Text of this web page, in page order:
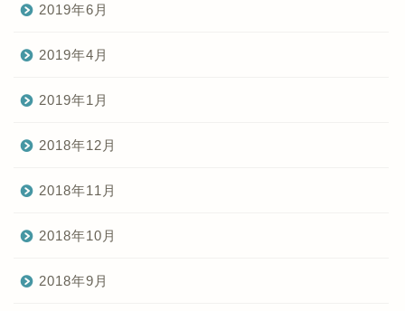
2019年6月
2019年4月
2019年1月
2018年12月
2018年11月
2018年10月
2018年9月